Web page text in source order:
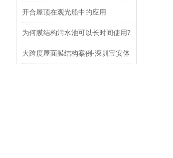
心”
开合屋顶在观光船中的应用
为何膜结构污水池可以长时间使用?
大跨度屋面膜结构案例-深圳宝安体